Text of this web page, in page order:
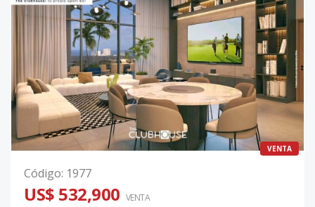
VENTA
Código: 1977
US$ 532,900 VENTA